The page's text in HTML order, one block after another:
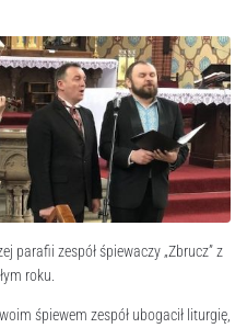
parafii zespół śpiewaczy „Zbrucz” z
roku.
śpiewem zespół ubogacił liturgię,